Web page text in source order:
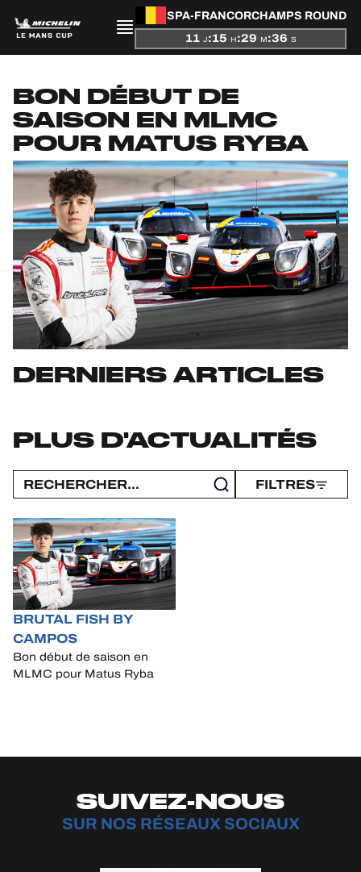
SPA-FRANCORCHAMPS ROUND
11 J:15 H:29 M:36 S
ACTUALITÉS
SAISON
CLASSEMENTS
RÉSULTATS
PARTICIPANTS
JEU OFFICIEL
BILLETTERIE
24H LEMANS
FIAWEC
ELMS
MLMC
ALMS
BON DÉBUT DE
SAISON EN MLMC
POUR MATUS RYBA
DERNIERS ARTICLES
PLUS D'ACTUALITÉS
FILTRES
BRUTAL FISH BY
CAMPOS
Bon début de saison en
MLMC pour Matus Ryba
SUIVEZ-NOUS
SUR NOS RÉSEAUX SOCIAUX